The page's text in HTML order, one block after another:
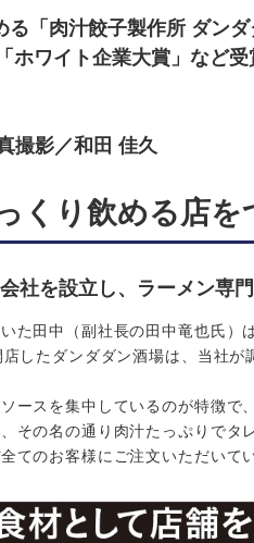
「肉汁餃子製作所 ダン
ホワイト企業大賞」など
撮影／和田 佳久
くり飲める店を
を設立し、ラーメン専
た田中（副社長の田中竜也氏）
したダンダダン酒場は、当社
ースを集中しているのが特徴で
その名の通り肉汁たっぷりで
てのお客様にご注文いただいて